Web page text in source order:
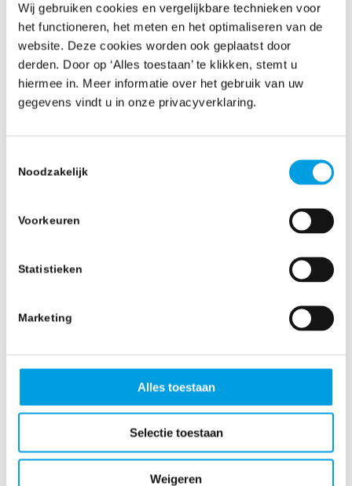
Wij gebruiken cookies en vergelijkbare technieken voor
het functioneren, het meten en het optimaliseren van de
website. Deze cookies worden ook geplaatst door
derden. Door op ‘Alles toestaan’ te klikken, stemt u
hiermee in. Meer informatie over het gebruik van uw
gegevens vindt u in onze privacyverklaring.
Noodzakelijk
Voorkeuren
Statistieken
Marketing
Alles toestaan
Selectie toestaan
Weigeren
Adnotare, clasificare și extragere date
learning. Noi venim în completarea